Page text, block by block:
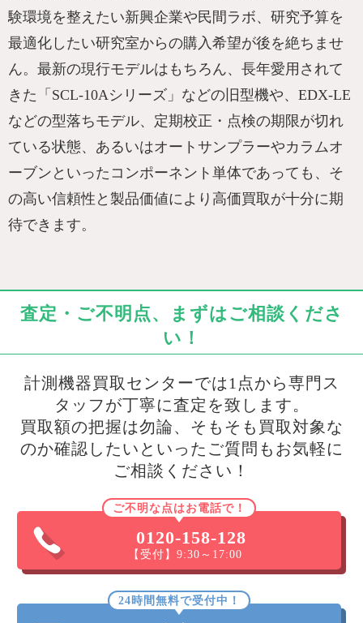
験環境を整えたい新興企業や民間ラボ、研究予算を
最適化したい研究室からの購入希望が後を絶ちませ
ん。最新の現行モデルはもちろん、長年愛用されて
きた「SCL-10Aシリーズ」などの旧型機や、EDX-LE
などの型落ちモデル、定期校正・点検の期限が切れ
ている状態、あるいはオートサンプラーやカラムオ
ーブンといったコンポーネント単体であっても、そ
の高い信頼性と製品価値により高価買取が十分に期
待できます。
査定・ご不明点、まずはご相談くださ
い！
計測機器買取センターでは1点から専門ス
タッフが丁寧に査定を致します。
買取額の把握は勿論、そもそも買取対象な
のか確認したいといったご質問もお気軽に
ご相談ください！
ご不明な点はお電話で！
0120-158-128
【受付】9:30～17:00
24時間無料で受付中！